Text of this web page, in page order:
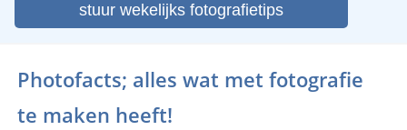
stuur wekelijks fotografietips
Photofacts; alles wat met fotografie
te maken heeft!